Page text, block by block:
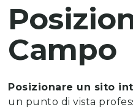
Campo
Posizionare un sito
un punto di vista